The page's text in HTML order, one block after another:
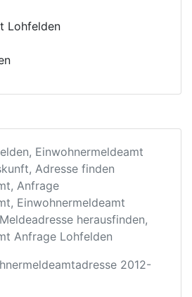
Lohfelden
Einwohnermeldeamt
Adresse finden
Anfrage
Einwohnermeldeamt
herausfinden,
Anfrage Lohfelden
2012-